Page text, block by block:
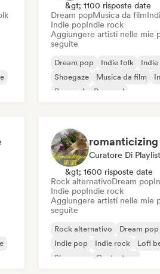
&gt; 1100 risposte date
Dream popMusica da film
Indie popIndie rock
Aggiungere artisti nelle mie
seguite
Dream pop Indie folk
Shoegaze
Musica da film
Pop rock
Pop soul
Curatore Di Playlist
&gt; 1600 risposte date
Rock alternativoDream pop
Indie popIndie rock
Aggiungere artisti nelle mie
seguite
Rock alternativo Dream pop
Indie pop
Indie rock
Lofi
Shoegaze
Cantautore